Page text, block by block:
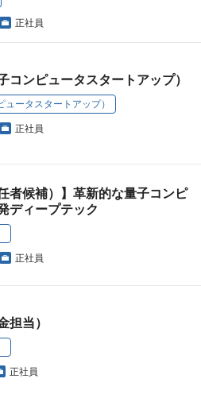
正社員
コンピュータスタートアップ）
ータスタートアップ）
正社員
者候補）】革新的な量子コンピ
ディープテック
正社員
担当）
正社員